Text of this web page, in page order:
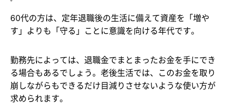
60代の方は、定年退職後の生活に備えて資産を「増や
す」よりも「守る」ことに意識を向ける年代です。
勤務先によっては、退職金でまとまったお金を手にでき
る場合もあるでしょう。老後生活では、このお金を取り
崩しながらもできるだけ目減りさせないような使い方が
求められます。